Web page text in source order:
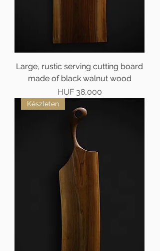
Large, rustic serving cutting board
made of black walnut wood
Price
HUF 38,000
Készleten